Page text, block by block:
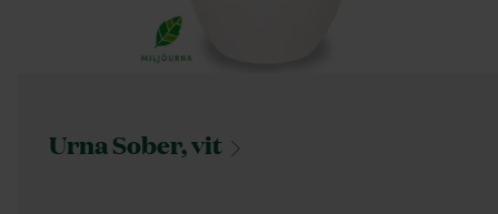
Urna Sober,vit